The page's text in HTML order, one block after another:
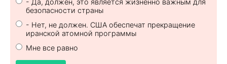
безопасности страны
- Нет, не должен. США обеспечат прекращение
иранской атомной программы
Мне все равно